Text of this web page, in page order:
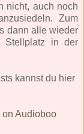
nicht, auch noch
Zum
dann alle wieder
Stellplatz in der
kannst du hier
on Audioboo